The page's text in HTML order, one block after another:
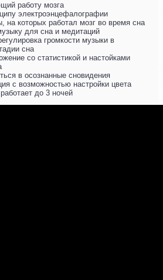
работу мозга
электроэнцефалографии
на которых работал мозг во время сна
для сна и медитаций
громкости музыки в
сна
со статистикой и настойками
в осознанные сновидения
с возможностью настройки цвета
до 3 ночей